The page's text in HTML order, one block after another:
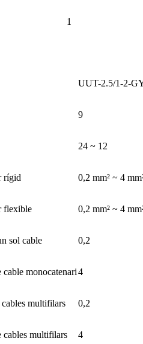
1
UUT-2.5/1-2-
9
24 ~ 12
rígid 0,2 mm² ~ 4
flexible 0,2 mm² ~ 4
sol cable 0,2
monocatenari4
multifilars 0,2
cables multifilars 4